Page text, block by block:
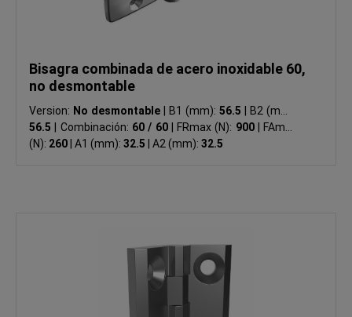
Bisagra combinada de acero inoxidable 60,
no desmontable
Version: No desmontable B1 (mm):56.5
B2 (mm):
56.5
Combinación: 60 / 60 FRmax (N): 900
FAmax
(N): 260 A1 (mm): 32.5 A2 (mm): 32.5